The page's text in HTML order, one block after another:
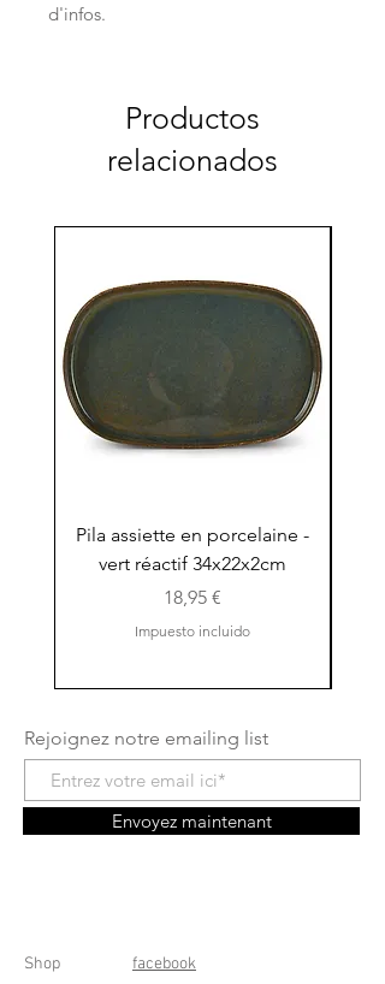
d'infos.
Productos
relacionados
Pila assiette en porcelaine -
vert réactif 34x22x2cm
Precio
18,95 €
Impuesto incluido
Rejoignez notre emailing list
Envoyez maintenant
Shop
facebook